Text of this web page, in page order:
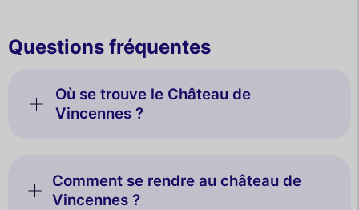
Questions fréquentes
Où se trouve le Château de
Vincennes ?
Comment se rendre au château de
Vincennes ?